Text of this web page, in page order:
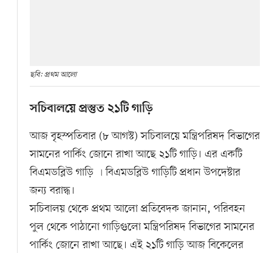
ছবি: প্রথম আলো
সচিবালয়ে প্রস্তুত ২১টি গাড়ি
আজ বৃহস্পতিবার (৮ আগস্ট) সচিবালয়ে মন্ত্রিপরিষদ বিভাগের
সামনের পার্কিং জোনে রাখা আছে ২১টি গাড়ি। এর একটি
বিএমডব্লিউ গাড়ি ৷ বিএমডব্লিউ গাড়িটি প্রধান উপদেষ্টার
জন্য বরাদ্ধ।
সচিবালয় থেকে প্রথম আলো প্রতিবেদক জানান, পরিবহন
পুল থেকে পাঠানো গাড়িগুলো মন্ত্রিপরিষদ বিভাগের সামনের
পার্কিং জোনে রাখা আছে। এই ২১টি গাড়ি আজ বিকেলের